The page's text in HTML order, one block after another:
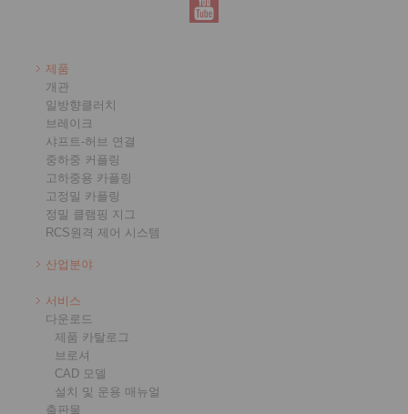
제품
개관
일방향클러치
브레이크
샤프트-허브 연결
중하중 커플링
고하중용 카플링
고정밀 카플링
정밀 클램핑 지그
RCS원격 제어 시스템
산업분야
서비스
다운로드
제품 카탈로그
브로셔
CAD 모델
설치 및 운용 매뉴얼
출판물